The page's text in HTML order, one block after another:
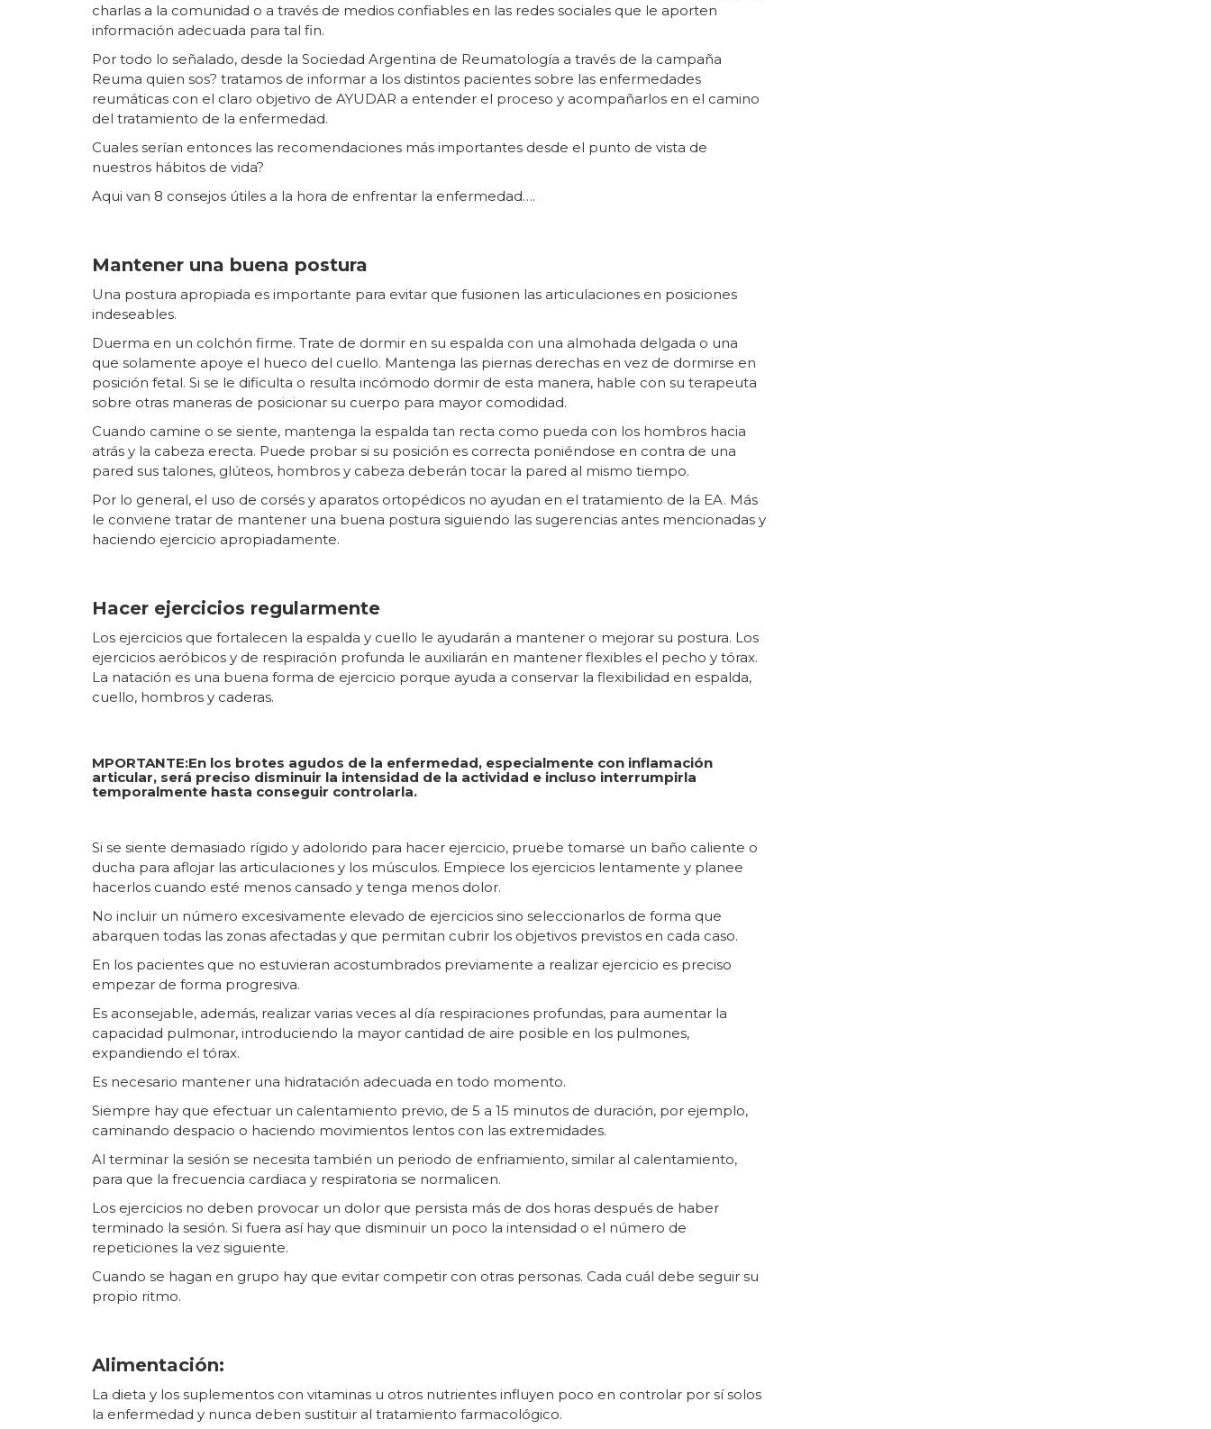
charlas a la comunidad o a través de medios confiables en las redes sociales que le aporten
información adecuada para tal fin.
Por todo lo señalado, desde la Sociedad Argentina de Reumatología a través de la campaña
Reuma quien sos? tratamos de informar a los distintos pacientes sobre las enfermedades
reumáticas con el claro objetivo de AYUDAR a entender el proceso y acompañarlos en el camino
del tratamiento de la enfermedad.
Cuales serían entonces las recomendaciones más importantes desde el punto de vista de
nuestros hábitos de vida?
Aqui van 8 consejos útiles a la hora de enfrentar la enfermedad….
Mantener una buena postura
Una postura apropiada es importante para evitar que fusionen las articulaciones en posiciones
indeseables.
Duerma en un colchón firme. Trate de dormir en su espalda con una almohada delgada o una
que solamente apoye el hueco del cuello. Mantenga las piernas derechas en vez de dormirse en
posición fetal. Si se le dificulta o resulta incómodo dormir de esta manera, hable con su terapeuta
sobre otras maneras de posicionar su cuerpo para mayor comodidad.
Cuando camine o se siente, mantenga la espalda tan recta como pueda con los hombros hacia
atrás y la cabeza erecta. Puede probar si su posición es correcta poniéndose en contra de una
pared sus talones, glúteos, hombros y cabeza deberán tocar la pared al mismo tiempo.
Por lo general, el uso de corsés y aparatos ortopédicos no ayudan en el tratamiento de la EA. Más
le conviene tratar de mantener una buena postura siguiendo las sugerencias antes mencionadas y
haciendo ejercicio apropiadamente.
Hacer ejercicios regularmente
Los ejercicios que fortalecen la espalda y cuello le ayudarán a mantener o mejorar su postura. Los
ejercicios aeróbicos y de respiración profunda le auxiliarán en mantener flexibles el pecho y tórax.
La natación es una buena forma de ejercicio porque ayuda a conservar la flexibilidad en espalda,
cuello, hombros y caderas.
MPORTANTE:En los brotes agudos de la enfermedad, especialmente con inflamación
articular, será preciso disminuir la intensidad de la actividad e incluso interrumpirla
temporalmente hasta conseguir controlarla.
Si se siente demasiado rígido y adolorido para hacer ejercicio, pruebe tomarse un baño caliente o
ducha para aflojar las articulaciones y los músculos. Empiece los ejercicios lentamente y planee
hacerlos cuando esté menos cansado y tenga menos dolor.
No incluir un número excesivamente elevado de ejercicios sino seleccionarlos de forma que
abarquen todas las zonas afectadas y que permitan cubrir los objetivos previstos en cada caso.
En los pacientes que no estuvieran acostumbrados previamente a realizar ejercicio es preciso
empezar de forma progresiva.
Es aconsejable, además, realizar varias veces al día respiraciones profundas, para aumentar la
capacidad pulmonar, introduciendo la mayor cantidad de aire posible en los pulmones,
expandiendo el tórax.
Es necesario mantener una hidratación adecuada en todo momento.
Siempre hay que efectuar un calentamiento previo, de 5 a 15 minutos de duración, por ejemplo,
caminando despacio o haciendo movimientos lentos con las extremidades.
Al terminar la sesión se necesita también un periodo de enfriamiento, similar al calentamiento,
para que la frecuencia cardiaca y respiratoria se normalicen.
Los ejercicios no deben provocar un dolor que persista más de dos horas después de haber
terminado la sesión. Si fuera así hay que disminuir un poco la intensidad o el número de
repeticiones la vez siguiente.
Cuando se hagan en grupo hay que evitar competir con otras personas. Cada cuál debe seguir su
propio ritmo.
Alimentación:
La dieta y los suplementos con vitaminas u otros nutrientes influyen poco en controlar por sí solos
la enfermedad y nunca deben sustituir al tratamiento farmacológico.